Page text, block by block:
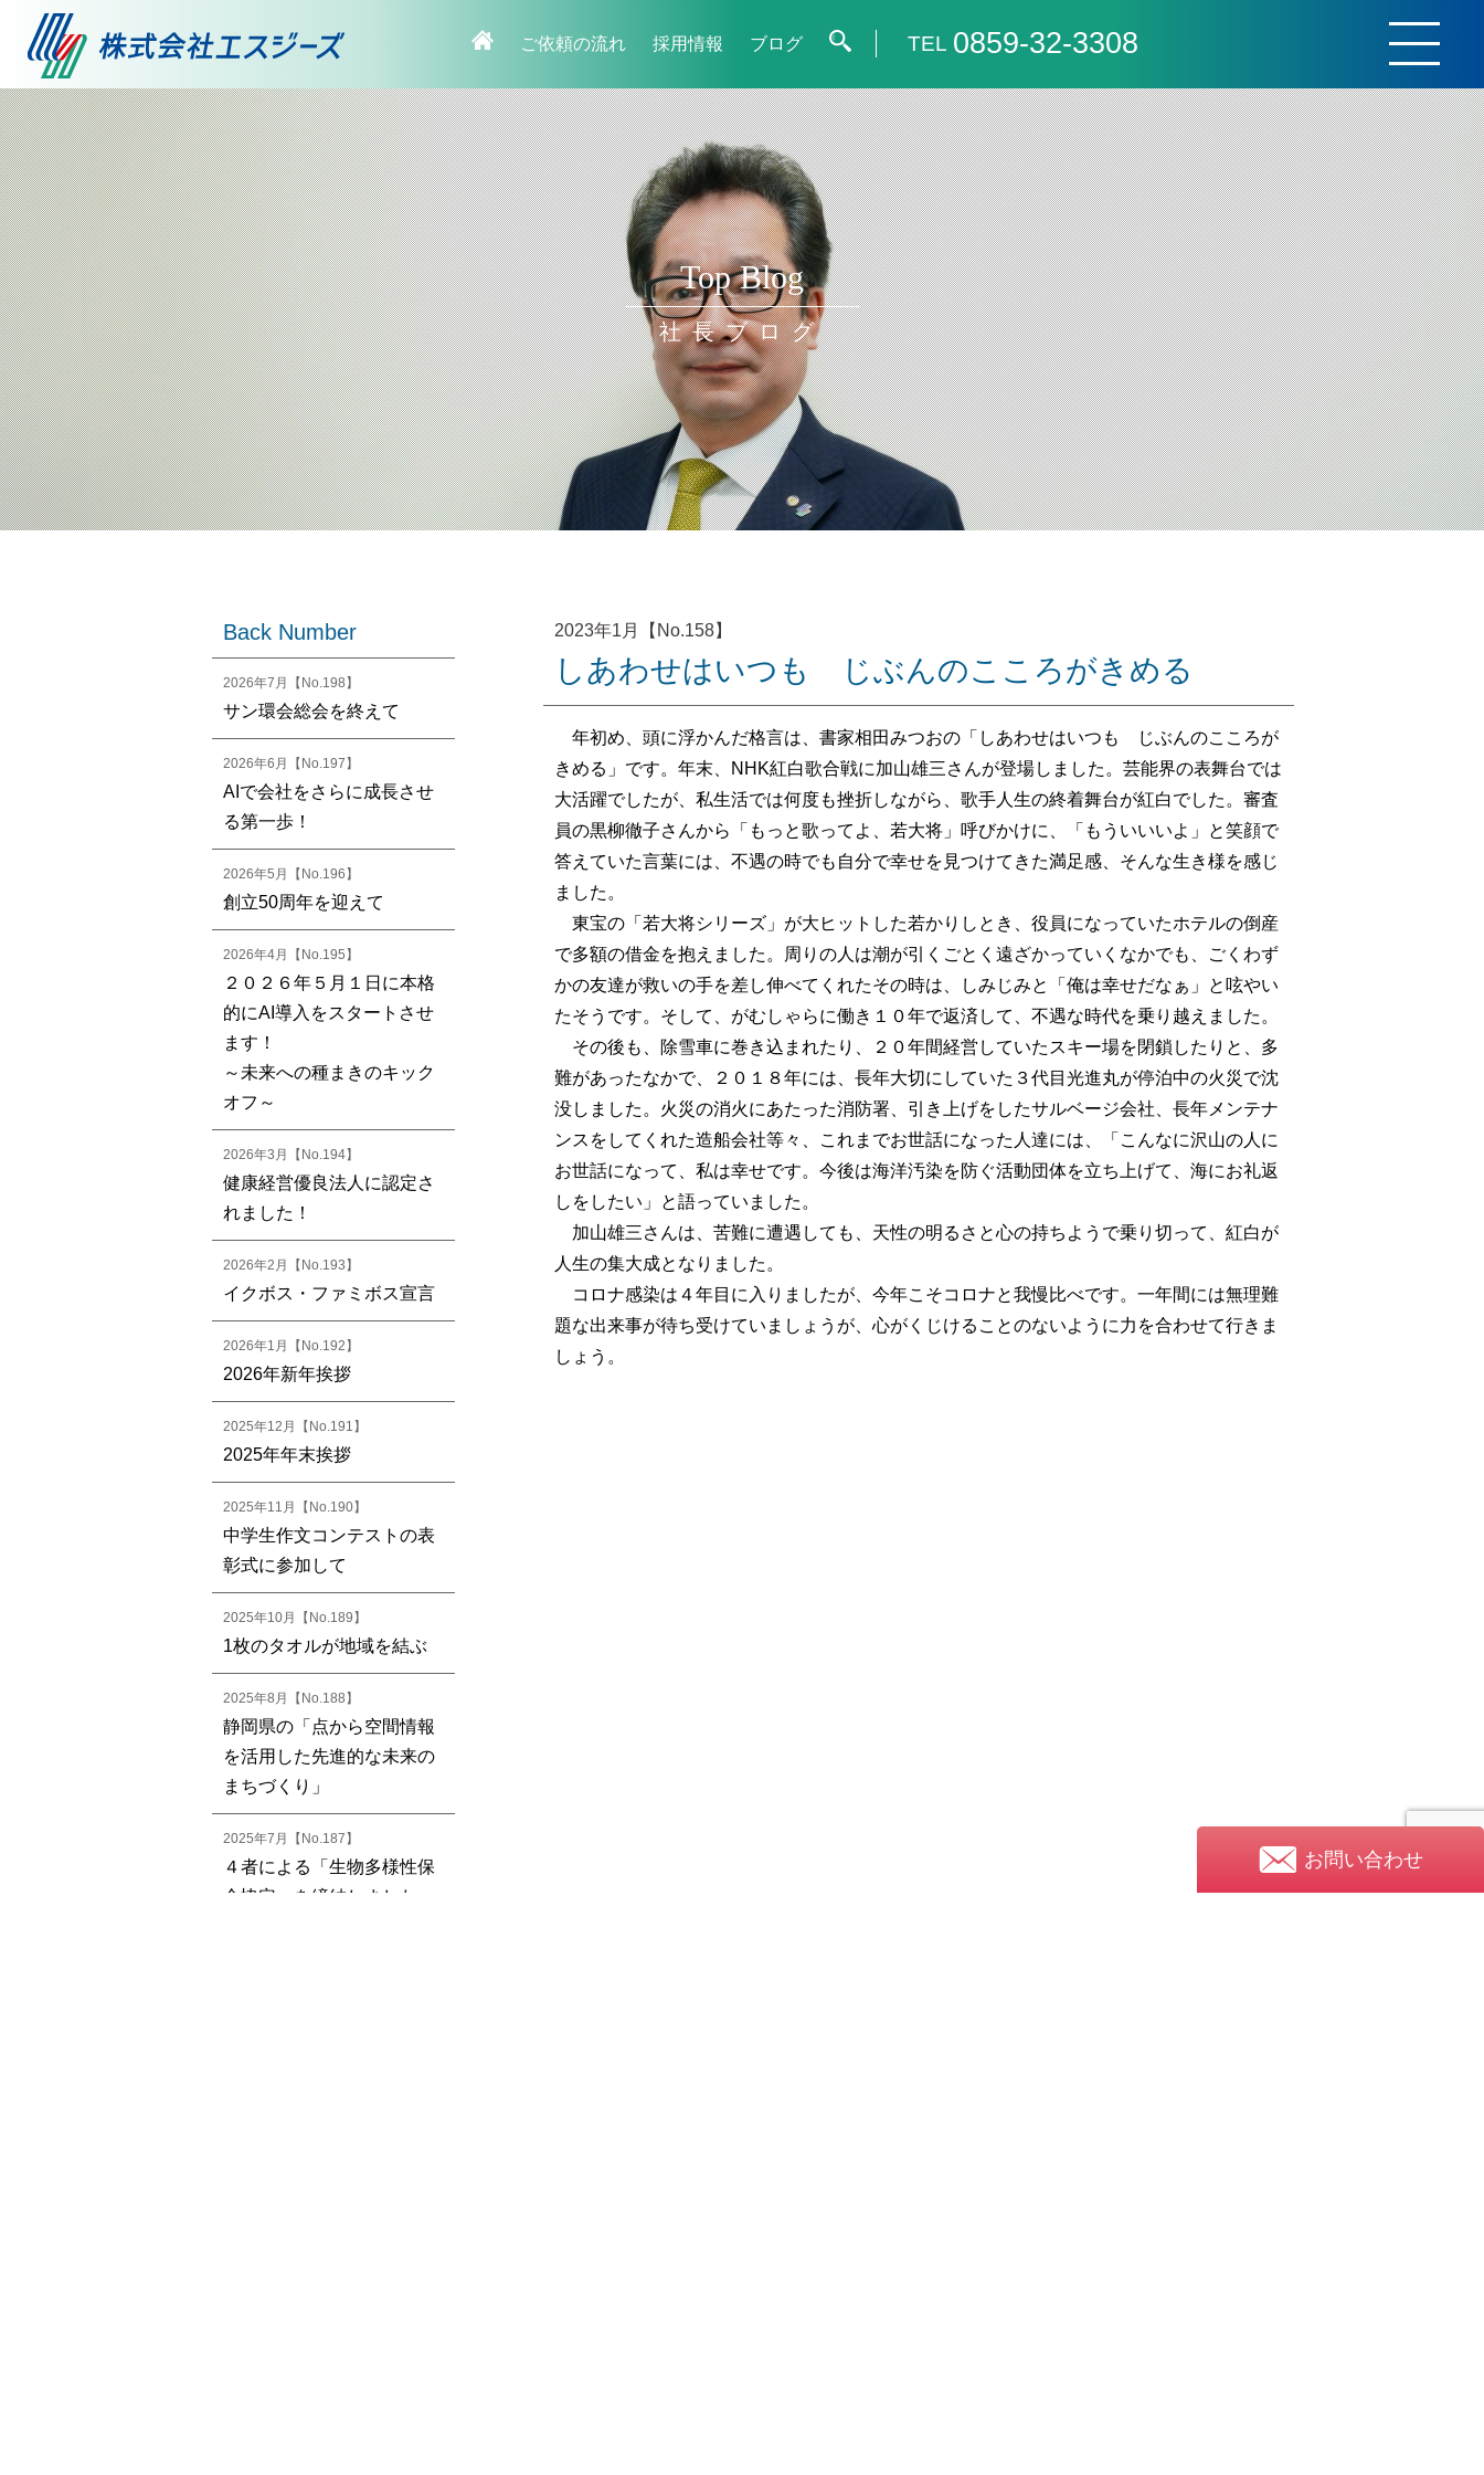
ご依頼の流れ 採用情報 ブログ TEL 0859-32-3308
toggle
Top Blog
社長ブログ
Back Number
2026年7月【No.198】
サン環会総会を終えて
2026年6月【No.197】
AIで会社をさらに成長させ
る第一歩！
2026年5月【No.196】
創立50周年を迎えて
2026年4月【No.195】
２０２６年５月１日に本格
的にAI導入をスタートさせ
ます！
～未来への種まきのキック
オフ～
2026年3月【No.194】
健康経営優良法人に認定さ
れました！
2026年2月【No.193】
イクボス・ファミボス宣言
2026年1月【No.192】
2026年新年挨拶
2025年12月【No.191】
2025年年末挨拶
2025年11月【No.190】
中学生作文コンテストの表
彰式に参加して
2025年10月【No.189】
1枚のタオルが地域を結ぶ
2025年8月【No.188】
静岡県の「点から空間情報
を活用した先進的な未来の
まちづくり」
2025年7月【No.187】
４者による「生物多様性保
全協定」を締結しました
2023年1月【No.158】
しあわせはいつも じぶんのこころがきめる
年初め、頭に浮かんだ格言は、書家相田みつおの「しあわせはいつも じぶんのこころが
きめる」です。年末、NHK紅白歌合戦に加山雄三さんが登場しました。芸能界の表舞台では
大活躍でしたが、私生活では何度も挫折しながら、歌手人生の終着舞台が紅白でした。審査
員の黒柳徹子さんから「もっと歌ってよ、若大将」呼びかけに、「もういいいよ」と笑顔で
答えていた言葉には、不遇の時でも自分で幸せを見つけてきた満足感、そんな生き様を感じ
ました。
東宝の「若大将シリーズ」が大ヒットした若かりしとき、役員になっていたホテルの倒産
で多額の借金を抱えました。周りの人は潮が引くごとく遠ざかっていくなかでも、ごくわず
かの友達が救いの手を差し伸べてくれたその時は、しみじみと「俺は幸せだなぁ」と呟やい
たそうです。そして、がむしゃらに働き１０年で返済して、不遇な時代を乗り越えました。
その後も、除雪車に巻き込まれたり、２０年間経営していたスキー場を閉鎖したりと、多
難があったなかで、２０１８年には、長年大切にしていた３代目光進丸が停泊中の火災で沈
没しました。火災の消火にあたった消防署、引き上げをしたサルベージ会社、長年メンテナ
ンスをしてくれた造船会社等々、これまでお世話になった人達には、「こんなに沢山の人に
お世話になって、私は幸せです。今後は海洋汚染を防ぐ活動団体を立ち上げて、海にお礼返
しをしたい」と語っていました。
加山雄三さんは、苦難に遭遇しても、天性の明るさと心の持ちようで乗り切って、紅白が
人生の集大成となりました。
コロナ感染は４年目に入りましたが、今年こそコロナと我慢比べです。一年間には無理難
題な出来事が待ち受けていましょうが、心がくじけることのないように力を合わせて行きま
しょう。
お問い合わせ